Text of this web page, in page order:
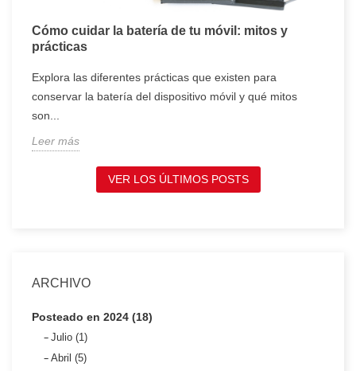
Cómo cuidar la batería de tu móvil: mitos y
prácticas
Explora las diferentes prácticas que existen para
conservar la batería del dispositivo móvil y qué mitos
son...
Leer más
VER LOS ÚLTIMOS POSTS
ARCHIVO
Posteado en 2024 (18)
Julio (1)
Abril (5)